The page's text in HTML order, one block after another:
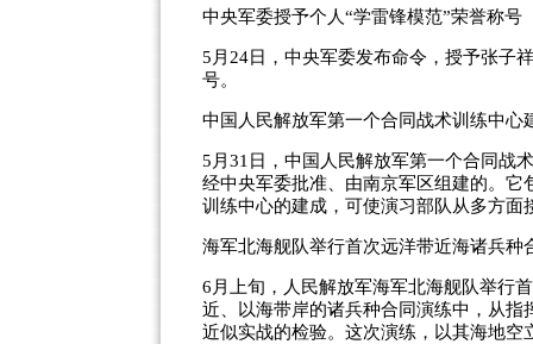
中央军委授予个人“学雷锋模范”荣誉称号
5月24日，中央军委发布命令，授予张子
号。
中国人民解放军第一个合同战术训练中心
5月31日，中国人民解放军第一个合同战
经中央军委批准、由南京军区组建的。
训练中心的建成，可使演习部队从多方面
海军北海舰队举行首次远洋带近海诸兵种
6月上旬，人民解放军海军北海舰队举行
近、以海带岸的诸兵种合同演练中，从
近似实战的检验。这次演练，以其海地